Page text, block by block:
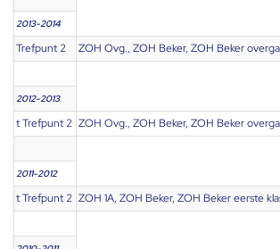
2013-2014
Trefpunt 2 ZOH Ovg., ZOH Beker, ZOH Beker
2012-2013
t Trefpunt 2 ZOH Ovg., ZOH Beker, ZOH Beker
2011-2012
t Trefpunt 2 ZOH 1A, ZOH Beker, ZOH Beker eerste